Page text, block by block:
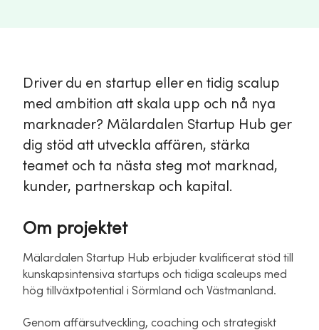
Driver du en startup eller en tidig scalup
med ambition att skala upp och nå nya
marknader? Mälardalen Startup Hub ger
dig stöd att utveckla affären, stärka
teamet och ta nästa steg mot marknad,
kunder, partnerskap och kapital.
Om projektet
Mälardalen Startup Hub erbjuder kvalificerat stöd till
kunskapsintensiva startups och tidiga scaleups med
hög tillväxtpotential i Sörmland och Västmanland.
Genom affärsutveckling, coaching och strategiskt